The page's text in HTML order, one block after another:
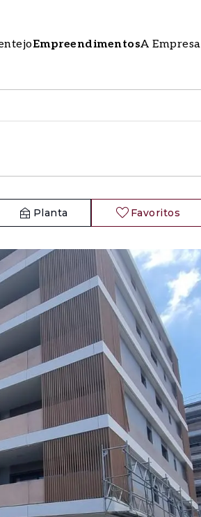
EmpreendimentosA Empresa
Planta Favoritos